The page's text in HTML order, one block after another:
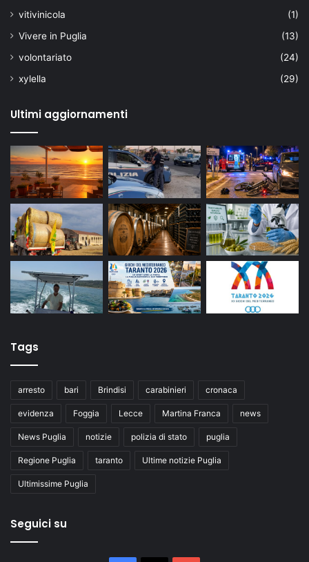
vitivinicola
(1)
Vivere in Puglia
(13)
volontariato
(24)
xylella
(29)
Ultimi aggiornamenti
Tags
arresto bari Brindisi carabinieri cronaca
evidenza Foggia Lecce Martina Franca news
News Puglia notizie polizia di stato puglia
Regione Puglia taranto Ultime notizie Puglia
Ultimissime Puglia
Seguici su